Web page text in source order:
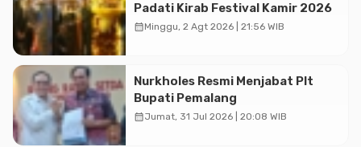
Padati Kirab Festival Kamir 2026
calendar_monthMinggu, 2 Agt 2026 | 21:56 WIB
Nurkholes Resmi Menjabat Plt
Bupati Pemalang
calendar_monthJumat, 31 Jul 2026 | 20:08 WIB